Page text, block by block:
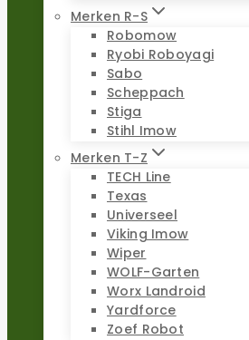
Merken R-S
Robomow
Ryobi Roboyagi
Sabo
Scheppach
Stiga
Stihl Imow
Merken T-Z
TECH Line
Texas
Universeel
Viking Imow
Wiper
WOLF-Garten
Worx Landroid
Yardforce
Zoef Robot